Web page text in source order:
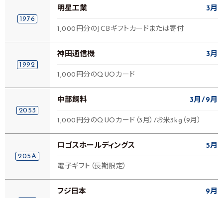
1976
明星工業 3月
1,000円分のJCBギフトカードまたは寄付
1992
神田通信機 3月
1,000円分のQUOカード
2053
中部飼料 3月 9月
1,000円分のQUOカード（3月）/お米3kg（9月）
205A
ロゴスホールディングス 5月
電子ギフト（長期限定）
フジ日本 9月